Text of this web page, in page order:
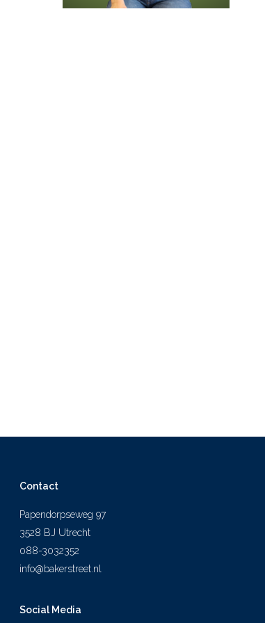
Contact
Papendorpseweg 97
3528 BJ Utrecht
088-3032352
info@bakerstreet.nl
Social Media